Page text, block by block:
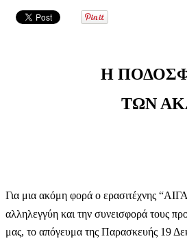
Η
ΤΩΝ
Για μια ακόμη φορά ο ερασιτέχνης
αλληλεγγύη και την συνεισφορά τους
μας, το απόγευμα της Παρασκευής 19